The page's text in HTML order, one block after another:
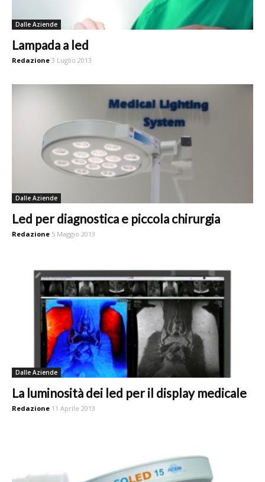
Dalle Aziende
Lampada a led
Redazione 3 Luglio 2013
Dalle Aziende
Led per diagnostica e piccola chirurgia
Redazione 5 Maggio 2013
Dalle Aziende
La luminosità dei led per il display medicale
Redazione 11 Aprile 2013